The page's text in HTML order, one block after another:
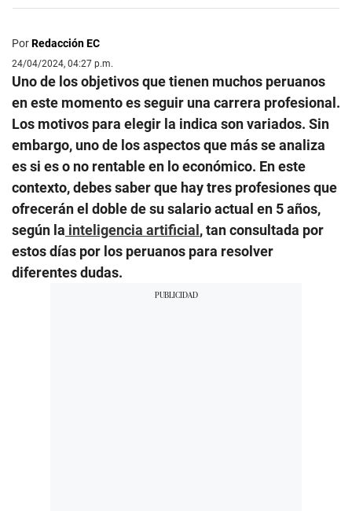
PorRedacción EC
24/04/2024, 04:27 p.m.
Uno de los objetivos que tienen muchos peruanos
en este momento es seguir una carrera profesional.
Los motivos para elegir la indica son variados. Sin
embargo, uno de los aspectos que más se analiza
es si es o no rentable en lo económico. En este
contexto, debes saber que hay tres profesiones que
ofrecerán el doble de su salario actual en 5 años,
según la inteligencia artificial, tan consultada por
estos días por los peruanos para resolver
diferentes dudas.